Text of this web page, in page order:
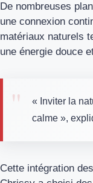
De nombreuses
une connexion
matériaux naturels
une énergie douce
« Inviter la
calme »,
Cette intégration